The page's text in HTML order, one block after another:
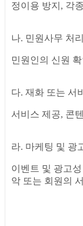
정이용 방지, 각
나. 민원사무 처리
민원인의 신원
다. 재화 또는 서
서비스 제공, 콘
라. 마케팅 및 광
이벤트 및 광고
악 또는 회원의